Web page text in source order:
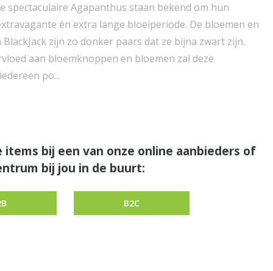
spectaculaire Agapanthus staan bekend om hun
én extra lange bloeiperiode. De bloemen en
zijn zo donker paars dat ze bijna zwart zijn.
aan bloemknoppen en bloemen zal deze
po...
items bij een van onze online aanbieders of
bij jou in de buurt:
B2C